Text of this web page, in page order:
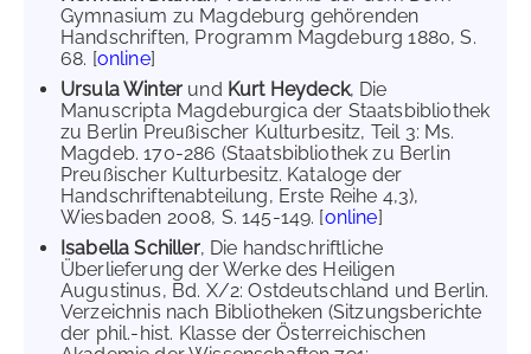
Gymnasium zu Magdeburg gehörenden
Handschriften, Programm Magdeburg 1880, S.
68. [online]
Ursula Winter und Kurt Heydeck, Die
Manuscripta Magdeburgica der Staatsbibliothek
zu Berlin Preußischer Kulturbesitz, Teil 3: Ms.
Magdeb. 170-286 (Staatsbibliothek zu Berlin
Preußischer Kulturbesitz. Kataloge der
Handschriftenabteilung, Erste Reihe 4,3),
Wiesbaden 2008, S. 145-149. [online]
Isabella Schiller, Die handschriftliche
Überlieferung der Werke des Heiligen
Augustinus, Bd. X/2: Ostdeutschland und Berlin.
Verzeichnis nach Bibliotheken (Sitzungsberichte
der phil.-hist. Klasse der Österreichischen